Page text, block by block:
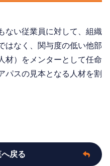
ない従業員に対して、組織
はなく、関与度の低い他部
材）をメンターとして任命
パスの見本となる人材を割
戻る